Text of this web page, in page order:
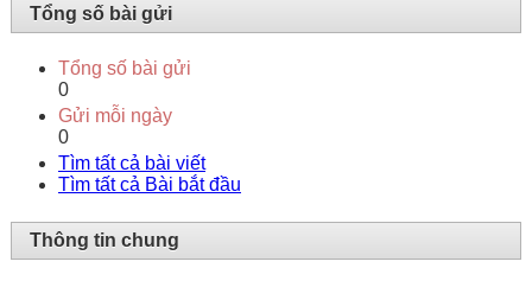
Tổng số bài gửi
Tổng số bài gửi
0
Gửi mỗi ngày
0
Tìm tất cả bài viết
Tìm tất cả Bài bắt đầu
Thông tin chung